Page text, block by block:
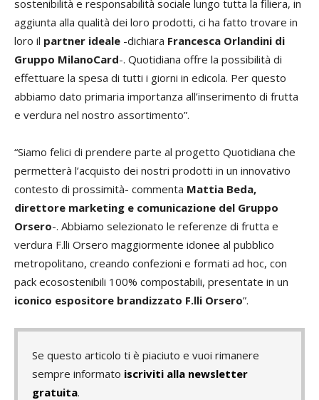
sostenibilità e responsabilità sociale lungo tutta la filiera, in
aggiunta alla qualità dei loro prodotti, ci ha fatto trovare in
loro il partner ideale -dichiara Francesca Orlandini di
Gruppo MilanoCard-. Quotidiana offre la possibilità di
effettuare la spesa di tutti i giorni in edicola. Per questo
abbiamo dato primaria importanza all’inserimento di frutta
e verdura nel nostro assortimento”.
“Siamo felici di prendere parte al progetto Quotidiana che
permetterà l’acquisto dei nostri prodotti in un innovativo
contesto di prossimità- commenta Mattia Beda,
direttore marketing e comunicazione del Gruppo
Orsero-. Abbiamo selezionato le referenze di frutta e
verdura F.lli Orsero maggiormente idonee al pubblico
metropolitano, creando confezioni e formati ad hoc, con
pack ecosostenibili 100% compostabili, presentate in un
iconico espositore brandizzato F.lli Orsero”.
Se questo articolo ti è piaciuto e vuoi rimanere
sempre informato iscriviti alla newsletter
gratuita.